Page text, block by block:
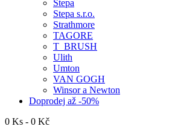
Stepa
Stepa s.r.o.
Strathmore
TAGORE
T_BRUSH
Ulith
Umton
VAN GOGH
Winsor a Newton
Doprodej až -50%
0 Ks - 0 Kč